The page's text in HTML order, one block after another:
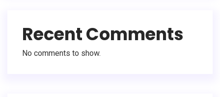
Recent Comments
No comments to show.